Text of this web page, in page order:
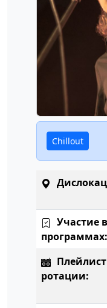
Chillout
Участие в
программах:
ротации: